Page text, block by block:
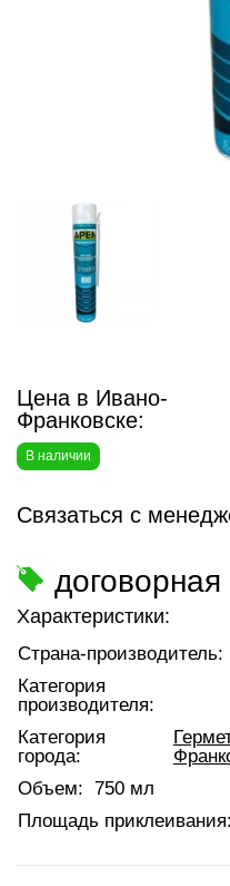
Цена в Ивано-
Франковске:
В наличии
Связаться с
договорная
Характеристики:
Страна-производитель:
Категория
производителя:
Категория
города:
Объем: 750 мл
Площадь приклеивания: